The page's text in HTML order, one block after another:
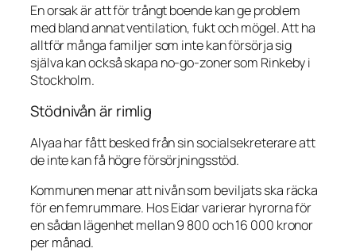
En orsak är att för trångt boende kan ge problem
med bland annat ventilation, fukt och mögel. Att ha
alltför många familjer som inte kan försörja sig
själva kan också skapa no-go-zoner som Rinkeby i
Stockholm.
Stödnivån är rimlig
Alyaa har fått besked från sin socialsekreterare att
de inte kan få högre försörjningsstöd.
Kommunen menar att nivån som beviljats ska räcka
för en femrummare. Hos Eidar varierar hyrorna för
en sådan lägenhet mellan 9 800 och 16 000 kronor
per månad.